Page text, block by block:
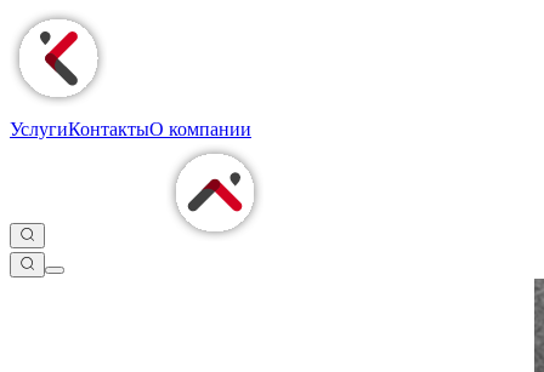
УслугиКонтактыО компании